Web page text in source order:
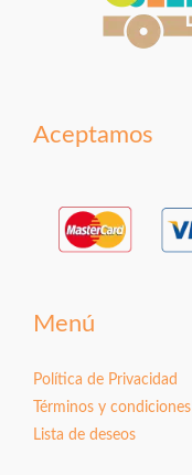
Aceptamos
Menú
Política de Privacidad
Términos y condiciones
Lista de deseos